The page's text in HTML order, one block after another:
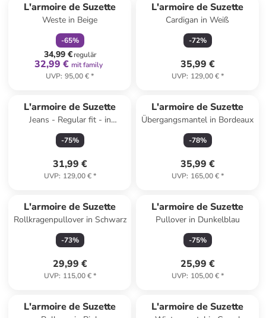
L'armoire de Suzette
Weste in Beige
-65%
34,99 €regulär
32,99 € mit family
UVP: 95,00 €*
L'armoire de Suzette
Cardigan in Weiß
-72%
35,99 €
UVP: 129,00 €*
L'armoire de Suzette
Jeans - Regular fit - in
Schwarz
-75%
31,99 €
UVP: 129,00 €*
L'armoire de Suzette
Übergangsmantel in Bordeaux
-78%
35,99 €
UVP: 165,00 €*
L'armoire de Suzette
Rollkragenpullover in Schwarz
-73%
29,99 €
UVP: 115,00 €*
L'armoire de Suzette
Pullover in Dunkelblau
-75%
25,99 €
UVP: 105,00 €*
L'armoire de Suzette L'armoire de Suzette